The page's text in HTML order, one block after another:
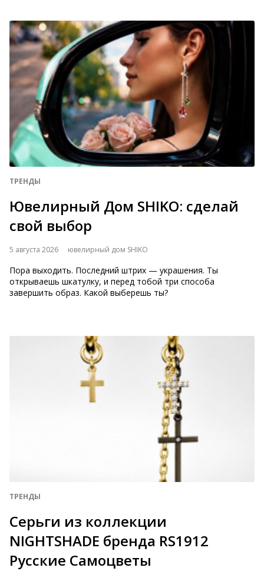
ТРЕНДЫ
Ювелирный Дом SHIKO: сделай
свой выбор
5 августа 2026 ювелирный дом SHIKO
Пора выходить. Последний штрих — украшения. Ты
открываешь шкатулку, и перед тобой три способа
завершить образ. Какой выберешь ты?
ТРЕНДЫ
Серьги из коллекции
NIGHTSHADE бренда RS1912
Русские Самоцветы